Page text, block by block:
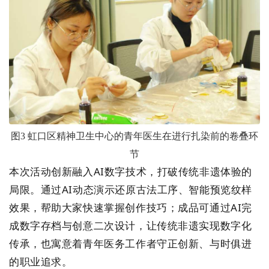
图 3 虹口区精神卫生中心的青年医生在进行扎染前的卷叠环
节
本次活动创新融入AI数字技术，打破传统非遗体验的
局限。通过AI动态演示还原古法工序、智能预览纹样
效果，帮助大家快速掌握创作技巧；成品可通过AI完
成数字存档与创意二次设计，让传统非遗实现数字化
传承，也寓意着青年医务工作者守正创新、与时俱进
的职业追求。